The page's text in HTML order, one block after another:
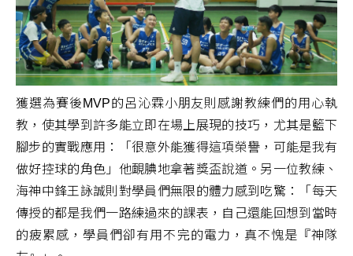
獲選為賽後MVP的呂沁霖小朋友則感謝教練們的用心執
教，使其學到許多能立即在場上展現的技巧，尤其是籃下
腳步的實戰應用：「很意外能獲得這項榮譽，可能是我有
做好控球的角色」他靦腆地拿著獎盃說道。另一位教練、
海神中鋒王詠誠則對學員們無限的體力感到吃驚：「每天
傳授的都是我們一路練過來的課表，自己還能回想到當時
的疲累感，學員們卻有用不完的電力，真不愧是『神隊